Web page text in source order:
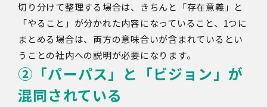
切り分けて整理する場合は、きちんと「存在意義」と
「やること」が分かれた内容になっていること、1つに
まとめる場合は、両方の意味合いが含まれているとい
うことの社内への説明が必要になります。
②「パーパス」と「ビジョン」が
混同されている